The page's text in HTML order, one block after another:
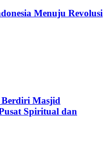
Menuju Revolusi
Masjid
Spiritual dan